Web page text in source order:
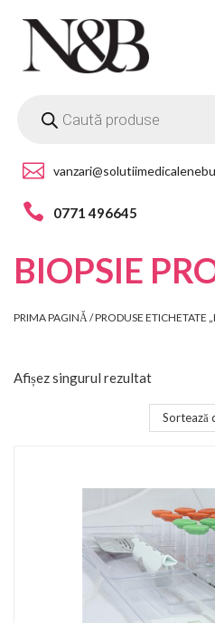
0771 496645
BIOPSIE
PRIMA PAGINĂ/ PRODUSE ETICHETATE
Afișez singurul rezultat